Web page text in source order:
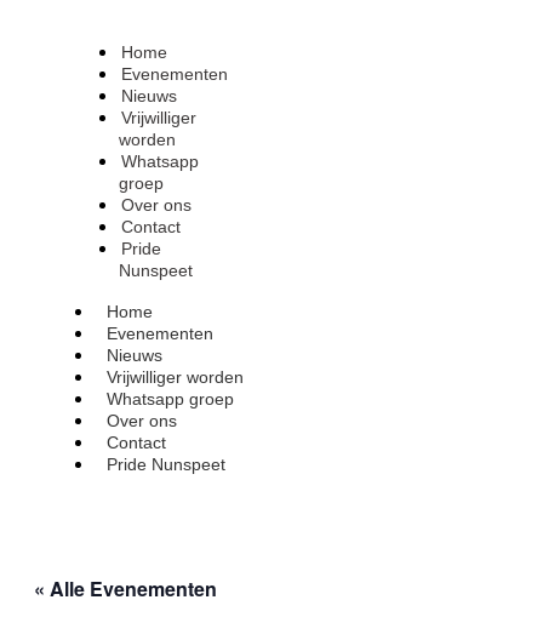
Home
Evenementen
Nieuws
Vrijwilliger
worden
Whatsapp
groep
Over ons
Contact
Pride
Nunspeet
Home
Evenementen
Nieuws
Vrijwilliger worden
Whatsapp groep
Over ons
Contact
Pride Nunspeet
« Alle Evenementen